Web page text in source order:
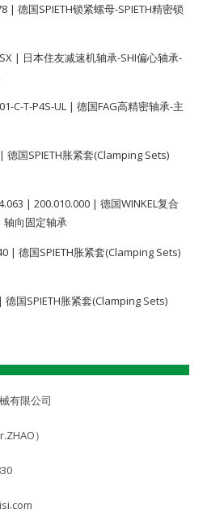
| 德国SPIETH锁紧螺母-SPIETH精密锁
| 日本住友减速机轴承-SHI偏心轴承-
C-T-P4S-UL | 德国FAG高精密轴承-主
德国SPIETH胀紧套(Clamping Sets)
| 200.010.000 | 德国WINKEL复合
向固定轴承
| 德国SPIETH胀紧套(Clamping Sets)
德国SPIETH胀紧套(Clamping Sets)
限公司
）